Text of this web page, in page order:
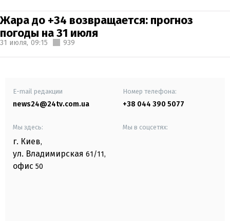
Жара до +34 возвращается: прогноз
погоды на 31 июля
31 июля, 09:15 939
E-mail редакции
news24@24tv.com.ua
Номер телефона:
+38 044 390 5077
Мы здесь:
г. Киев,
ул. Владимирская 61/11,
офис 50
Мы в соцсетях: